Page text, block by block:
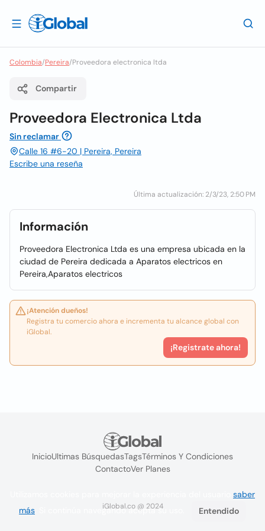
Colombia/Pereira/Proveedora electronica ltda
Compartir
Proveedora Electronica Ltda
Sin reclamar
Calle 16 #6-20 | Pereira, Pereira
Escribe una reseña
Última actualización: 2/3/23, 2:50 PM
Información
Proveedora Electronica Ltda es una empresa ubicada en la
ciudad de Pereira dedicada a Aparatos electricos en
Pereira,Aparatos electricos
¡Atención dueños!
Registra tu comercio ahora e incrementa tu alcance global con
iGlobal.
¡Registrate ahora!
InicioUltimas BúsquedasTagsTérminos Y Condiciones
ContactoVer Planes
iGlobal.co @ 2024
saber
más . Si continúa navegando acepta su uso. Entendido